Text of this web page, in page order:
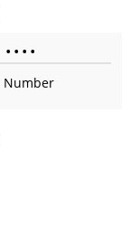
• • • •
Number